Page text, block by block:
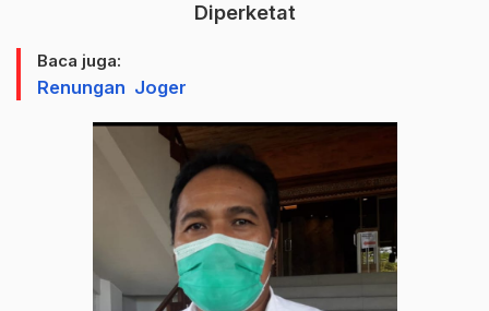
Diperketat
Baca juga:
Renungan Joger